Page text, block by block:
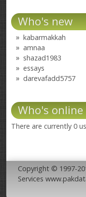
Who's new
kabarmakkah
amnaa
shazad1983
essays
darevafadd5757
Who's online
There are currently 0
Copyright © 1997-
Services